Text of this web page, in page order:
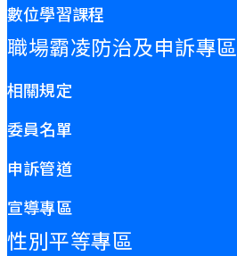
數位學習課程
職場霸凌防治及申訴專區
相關規定
委員名單
申訴管道
宣導專區
性別平等專區